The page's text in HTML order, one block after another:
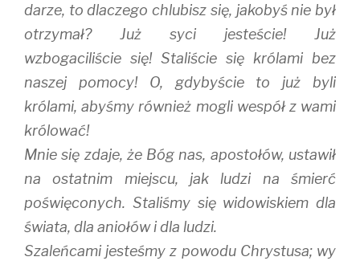
darze, to dlaczego chlubisz się, jakobyś nie był
otrzymał? Już syci jesteście! Już
wzbogaciliście się! Staliście się królami bez
naszej pomocy! O, gdybyście to już byli
królami, abyśmy również mogli wespół z wami
królować!
Mnie się zdaje, że Bóg nas, apostołów, ustawił
na ostatnim miejscu, jak ludzi na śmierć
poświęconych. Staliśmy się widowiskiem dla
świata, dla aniołów i dla ludzi.
Szaleńcami jesteśmy z powodu Chrystusa; wy